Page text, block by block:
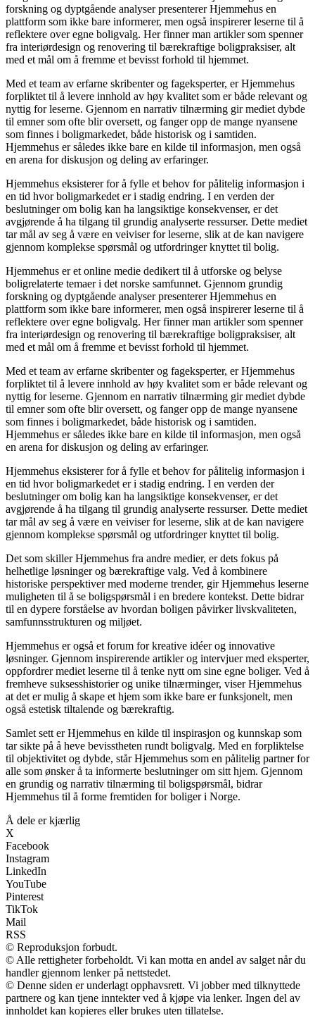
forskning og dyptgående analyser presenterer Hjemmehus en
plattform som ikke bare informerer, men også inspirerer leserne til å
reflektere over egne boligvalg. Her finner man artikler som spenner
fra interiørdesign og renovering til bærekraftige boligpraksiser, alt
med et mål om å fremme et bevisst forhold til hjemmet.
Med et team av erfarne skribenter og fageksperter, er Hjemmehus
forpliktet til å levere innhold av høy kvalitet som er både relevant og
nyttig for leserne. Gjennom en narrativ tilnærming gir mediet dybde
til emner som ofte blir oversett, og fanger opp de mange nyansene
som finnes i boligmarkedet, både historisk og i samtiden.
Hjemmehus er således ikke bare en kilde til informasjon, men også
en arena for diskusjon og deling av erfaringer.
Hjemmehus eksisterer for å fylle et behov for pålitelig informasjon i
en tid hvor boligmarkedet er i stadig endring. I en verden der
beslutninger om bolig kan ha langsiktige konsekvenser, er det
avgjørende å ha tilgang til grundig analyserte ressurser. Dette mediet
tar mål av seg å være en veiviser for leserne, slik at de kan navigere
gjennom komplekse spørsmål og utfordringer knyttet til bolig.
Hjemmehus er et online medie dedikert til å utforske og belyse
boligrelaterte temaer i det norske samfunnet. Gjennom grundig
forskning og dyptgående analyser presenterer Hjemmehus en
plattform som ikke bare informerer, men også inspirerer leserne til å
reflektere over egne boligvalg. Her finner man artikler som spenner
fra interiørdesign og renovering til bærekraftige boligpraksiser, alt
med et mål om å fremme et bevisst forhold til hjemmet.
Med et team av erfarne skribenter og fageksperter, er Hjemmehus
forpliktet til å levere innhold av høy kvalitet som er både relevant og
nyttig for leserne. Gjennom en narrativ tilnærming gir mediet dybde
til emner som ofte blir oversett, og fanger opp de mange nyansene
som finnes i boligmarkedet, både historisk og i samtiden.
Hjemmehus er således ikke bare en kilde til informasjon, men også
en arena for diskusjon og deling av erfaringer.
Hjemmehus eksisterer for å fylle et behov for pålitelig informasjon i
en tid hvor boligmarkedet er i stadig endring. I en verden der
beslutninger om bolig kan ha langsiktige konsekvenser, er det
avgjørende å ha tilgang til grundig analyserte ressurser. Dette mediet
tar mål av seg å være en veiviser for leserne, slik at de kan navigere
gjennom komplekse spørsmål og utfordringer knyttet til bolig.
Det som skiller Hjemmehus fra andre medier, er dets fokus på
helhetlige løsninger og bærekraftige valg. Ved å kombinere
historiske perspektiver med moderne trender, gir Hjemmehus leserne
muligheten til å se boligspørsmål i en bredere kontekst. Dette bidrar
til en dypere forståelse av hvordan boligen påvirker livskvaliteten,
samfunnsstrukturen og miljøet.
Hjemmehus er også et forum for kreative idéer og innovative
løsninger. Gjennom inspirerende artikler og intervjuer med eksperter,
oppfordrer mediet leserne til å tenke nytt om sine egne boliger. Ved å
fremheve suksesshistorier og unike tilnærminger, viser Hjemmehus
at det er mulig å skape et hjem som ikke bare er funksjonelt, men
også estetisk tiltalende og bærekraftig.
Samlet sett er Hjemmehus en kilde til inspirasjon og kunnskap som
tar sikte på å heve bevisstheten rundt boligvalg. Med en forpliktelse
til objektivitet og dybde, står Hjemmehus som en pålitelig partner for
alle som ønsker å ta informerte beslutninger om sitt hjem. Gjennom
en grundig og narrativ tilnærming til boligspørsmål, bidrar
Hjemmehus til å forme fremtiden for boliger i Norge.
Å dele er kjærlig
X
Facebook
Instagram
LinkedIn
YouTube
Pinterest
TikTok
Mail
RSS
© Reproduksjon forbudt.
© Alle rettigheter forbeholdt. Vi kan motta en andel av salget når du
handler gjennom lenker på nettstedet.
© Denne siden er underlagt opphavsrett. Vi jobber med tilknyttede
partnere og kan tjene inntekter ved å kjøpe via lenker. Ingen del av
innholdet kan kopieres eller brukes uten tillatelse.